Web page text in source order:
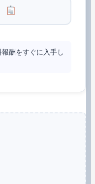
酬をすぐに入手し